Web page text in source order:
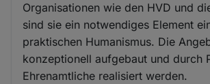
Organisationen wie den HVD und
sind sie ein notwendiges Element
praktischen Humanismus. Die
konzeptionell aufgebaut und durch
Ehrenamtliche realisiert werden.